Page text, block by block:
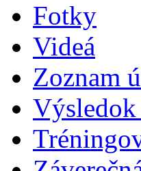
Fotky
Videá
Zoznam